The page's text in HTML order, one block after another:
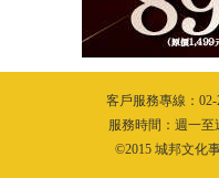
客戶服務專線：02-
服務時間：週一至
©2015 城邦文化